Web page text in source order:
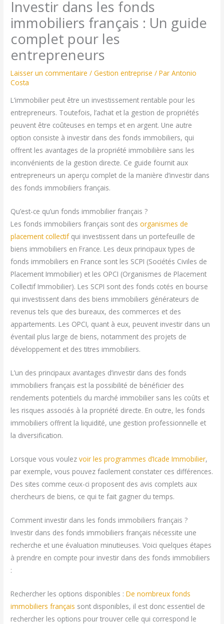
Investir dans les fonds
immobiliers français : Un guide
complet pour les
entrepreneurs
Laisser un commentaire /Gestion entreprise / ParAntonio
Costa
L’immobilier peut être un investissement rentable pour les
entrepreneurs. Toutefois, l’achat et la gestion de propriétés
peuvent être coûteuses en temps et en argent. Une autre
option consiste à investir dans des fonds immobiliers, qui
offrent les avantages de la propriété immobilière sans les
inconvénients de la gestion directe. Ce guide fournit aux
entrepreneurs un aperçu complet de la manière d’investir dans
des fonds immobiliers français.
Qu’est-ce qu’un fonds immobilier français ?
Les fonds immobiliers français sont desorganismes de
placement collectifqui investissent dans un portefeuille de
biens immobiliers en France. Les deux principaux types de
fonds immobiliers en France sont les SCPI (Sociétés Civiles de
Placement Immobilier) et les OPCI (Organismes de Placement
Collectif Immobilier). Les SCPI sont des fonds cotés en bourse
qui investissent dans des biens immobiliers générateurs de
revenus tels que des bureaux, des commerces et des
appartements. Les OPCI, quant à eux, peuvent investir dans un
éventail plus large de biens, notamment des projets de
développement et des titres immobiliers.
L’un des principaux avantages d’investir dans des fonds
immobiliers français est la possibilité de bénéficier des
rendements potentiels du marché immobilier sans les coûts et
les risques associés à la propriété directe. En outre, les fonds
immobiliers offrent la liquidité, une gestion professionnelle et
la diversification.
Lorsque vous voulezvoir les programmes d’Icade Immobilier,
par exemple, vous pouvez facilement constater ces différences.
Des sites comme ceux-ci proposent des avis complets aux
chercheurs de biens, ce qui te fait gagner du temps.
Comment investir dans les fonds immobiliers français ?
Investir dans des fonds immobiliers français nécessite une
recherche et une évaluation minutieuses. Voici quelques étapes
à prendre en compte pour investir dans des fonds immobiliers
:
Rechercher les options disponibles :De nombreux fonds
immobiliers français sont disponibles, il est donc essentiel de
rechercher les options pour trouver celle qui correspond le